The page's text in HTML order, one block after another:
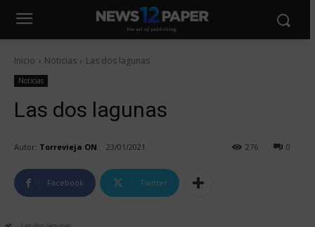
Inicio Noticias Las dos lagunas
Noticias
Las dos lagunas
Autor: Torrevieja ON 23/01/2021 0
276
Facebook Twitter